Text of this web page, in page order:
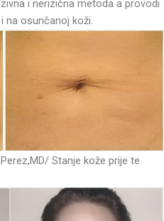
i nerizična metoda a provodi
osunčanoj koži.
Stanje kože prije te